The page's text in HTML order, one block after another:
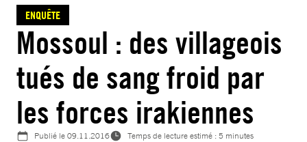
ENQUÊTE
Mossoul : des villageois
tués de sang froid par
les forces irakiennes
Publié le09.11.2016
Temps de lecture estimé : 5 minutes